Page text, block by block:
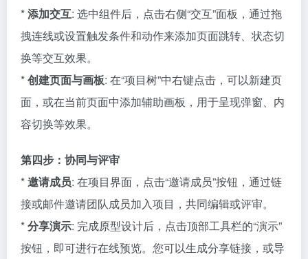
*添加交互: 选中组件后，点击右侧“交互”面板，通过拖
拽连线或设置触发条件和动作来添加页面跳转、状态切
换等交互效果。
*创建页面与画板: 在“项目树”中右键点击，可以新建页
面，或在当前页面中添加辅助画板，用于呈现弹窗、内
容切换等效果。
第四步：协同与评审
*邀请成员: 在项目界面，点击“邀请成员”按钮，通过链
接或邮件邀请团队成员加入项目，共同编辑或评审。
*分享演示: 完成原型设计后，点击顶部工具栏的“演示”
按钮，即可进行在线预览。您可以生成分享链接，或导